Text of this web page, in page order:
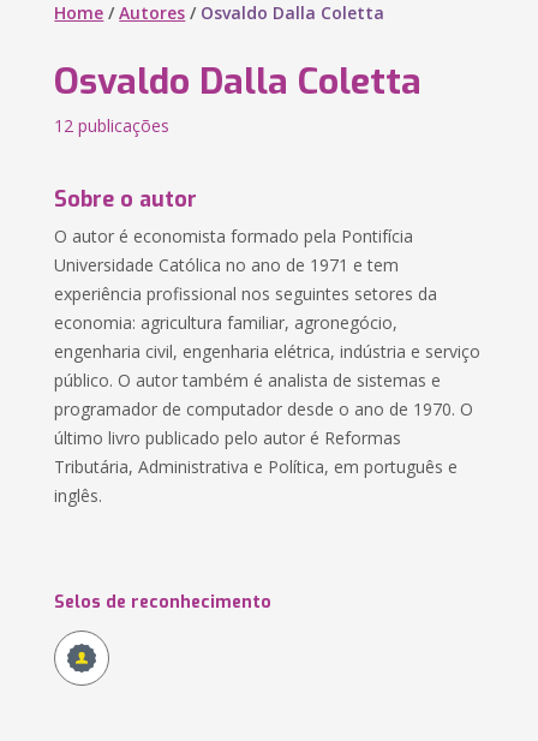
Home /Autores / Osvaldo Dalla Coletta
Osvaldo Dalla Coletta
12 publicações
Sobre o autor
O autor é economista formado pela Pontifícia
Universidade Católica no ano de 1971 e tem
experiência profissional nos seguintes setores da
economia: agricultura familiar, agronegócio,
engenharia civil, engenharia elétrica, indústria e serviço
público. O autor também é analista de sistemas e
programador de computador desde o ano de 1970. O
último livro publicado pelo autor é Reformas
Tributária, Administrativa e Política, em português e
inglês.
Selos de reconhecimento